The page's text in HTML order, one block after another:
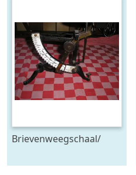
Brievenweegschaal/